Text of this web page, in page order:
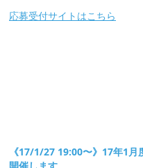
応募受付サイトはこちら
《17/1/27 19:00〜》17年1月
開催します